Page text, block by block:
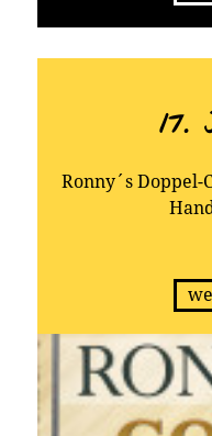
17.
Ronny´s Doppel-